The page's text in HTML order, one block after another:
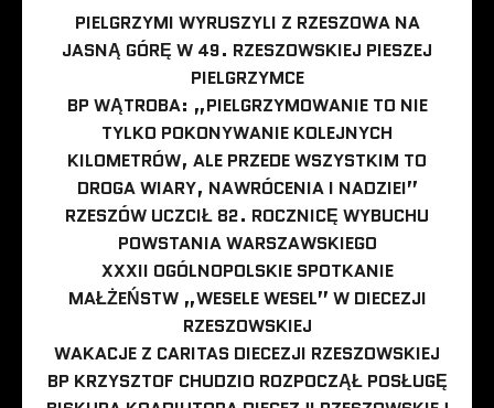
PIELGRZYMI WYRUSZYLI Z RZESZOWA NA
JASNĄ GÓRĘ W 49. RZESZOWSKIEJ PIESZEJ
PIELGRZYMCE
BP WĄTROBA: „PIELGRZYMOWANIE TO NIE
TYLKO POKONYWANIE KOLEJNYCH
KILOMETRÓW, ALE PRZEDE WSZYSTKIM TO
DROGA WIARY, NAWRÓCENIA I NADZIEI”
RZESZÓW UCZCIŁ 82. ROCZNICĘ WYBUCHU
POWSTANIA WARSZAWSKIEGO
XXXII OGÓLNOPOLSKIE SPOTKANIE
MAŁŻEŃSTW „WESELE WESEL” W DIECEZJI
RZESZOWSKIEJ
WAKACJE Z CARITAS DIECEZJI RZESZOWSKIEJ
BP KRZYSZTOF CHUDZIO ROZPOCZĄŁ POSŁUGĘ